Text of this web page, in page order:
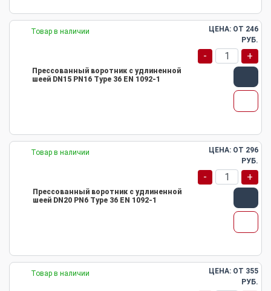
Товар в наличии
Прессованный воротник с удлиненной
шеей DN15 PN16 Type 36 EN 1092-1
ЦЕНА: ОТ 246
РУБ.
- +
Товар в наличии
Прессованный воротник с удлиненной
шеей DN20 PN6 Type 36 EN 1092-1
ЦЕНА: ОТ 296
РУБ.
- +
Товар в наличии ЦЕНА: ОТ 355
РУБ.